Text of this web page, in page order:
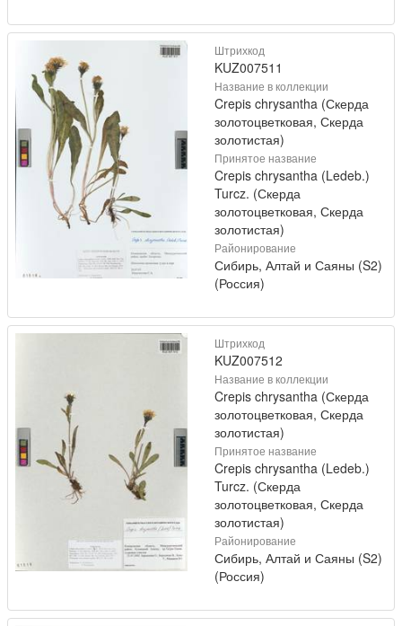
Штрихкод
KUZ007511
Название в коллекции
Crepis chrysantha (Скерда
золотоцветковая, Скерда
золотистая)
Принятое название
Crepis chrysantha (Ledeb.)
Turcz. (Скерда
золотоцветковая, Скерда
золотистая)
Районирование
Сибирь, Алтай и Саяны (S2)
(Россия)
Штрихкод
KUZ007512
Название в коллекции
Crepis chrysantha (Скерда
золотоцветковая, Скерда
золотистая)
Принятое название
Crepis chrysantha (Ledeb.)
Turcz. (Скерда
золотоцветковая, Скерда
золотистая)
Районирование
Сибирь, Алтай и Саяны (S2)
(Россия)